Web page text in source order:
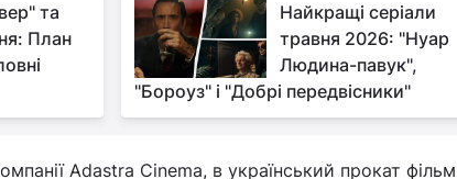
та
План
Найкращі серіали
травня 2026: "Нуар
Людина-павук",
"Бороуз" і "Добрі передвісники"
Adastra Cinema, в український прокат фільм